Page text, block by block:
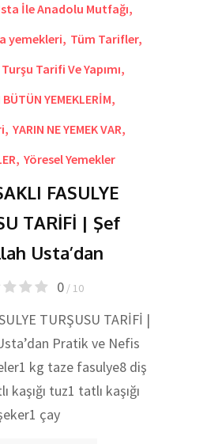
İle Anadolu Mutfağı,
yemekleri, Tüm Tarifler,
Tarifi Ve Yapımı,
YEMEKLERİM,
, YARIN NE YEMEK VAR,
, Yöresel Yemekler
FASULYE
TARİFİ | Şef
Usta’dan
0/ 10
TURŞUSU TARİFİ |
Pratik ve Nefis
kg taze fasulye8 diş
kaşığı tuz1 tatlı kaşığı
çay